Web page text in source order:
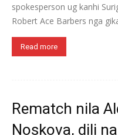
spokesperson ug kanhi
Robert Ace Barbers nga
Read more
Rematch nila
Noskova, dili